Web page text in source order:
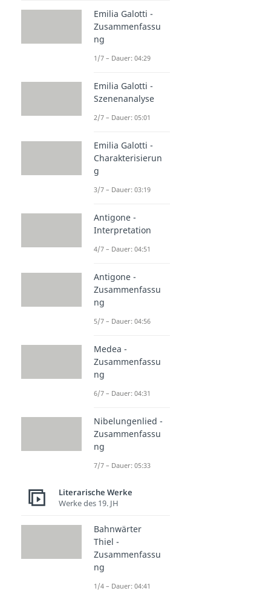
Emilia Galotti -
Zusammenfassu
ng
1/7 – Dauer: 04:29
Emilia Galotti -
Szenenanalyse
2/7 – Dauer: 05:01
Emilia Galotti -
Charakterisierun
g
3/7 – Dauer: 03:19
Antigone -
Interpretation
4/7 – Dauer: 04:51
Antigone -
Zusammenfassu
ng
5/7 – Dauer: 04:56
Medea -
Zusammenfassu
ng
6/7 – Dauer: 04:31
Nibelungenlied -
Zusammenfassu
ng
7/7 – Dauer: 05:33
Literarische Werke
Werke des 19. JH
Bahnwärter
Thiel -
Zusammenfassu
ng
1/4 – Dauer: 04:41